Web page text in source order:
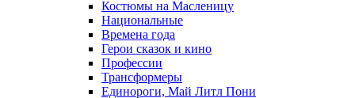
Костюмы на Масленицу
Национальные
Времена года
Герои сказок и кино
Профессии
Трансформеры
Единороги, Май Литл Пони